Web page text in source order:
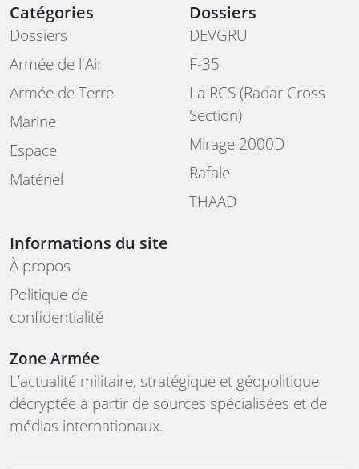
Catégories
Dossiers
Armée de l'Air
Armée de Terre
Marine
Espace
Matériel
Dossiers
DEVGRU
F-35
La RCS (Radar Cross
Section)
Mirage 2000D
Rafale
THAAD
Informations du site
À propos
Politique de
confidentialité
Zone Armée
L’actualité militaire, stratégique et géopolitique
décryptée à partir de sources spécialisées et de
médias internationaux.